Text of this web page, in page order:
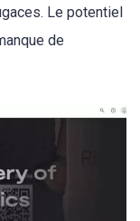
Le potentiel
de